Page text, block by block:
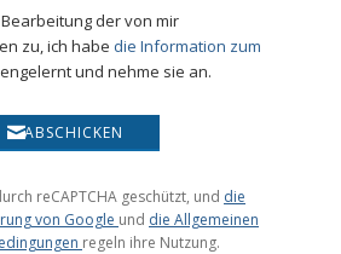
die Information zum
ABSCHICKEN
von Google
die Allgemeinen